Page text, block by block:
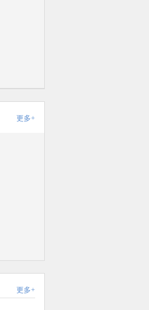
更多+
更多+